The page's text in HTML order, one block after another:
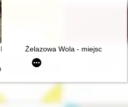
Chopin
Żelazowa Wola - miejsce
i George Sand [1804-1876]